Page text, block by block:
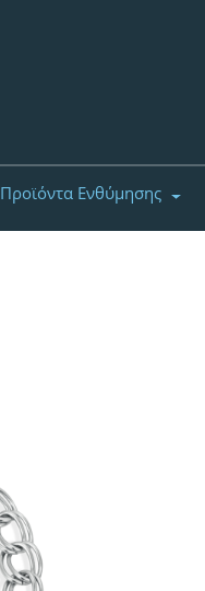
Προϊόντα Ενθύμησης